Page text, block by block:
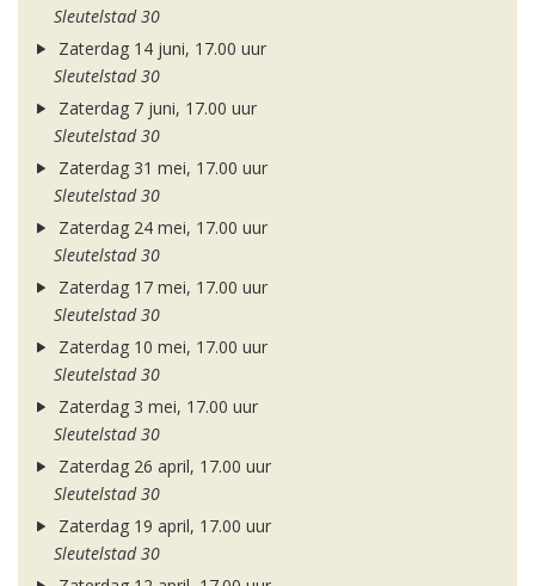
Sleutelstad 30
Zaterdag 14 juni, 17.00 uur
Sleutelstad 30
Zaterdag 7 juni, 17.00 uur
Sleutelstad 30
Zaterdag 31 mei, 17.00 uur
Sleutelstad 30
Zaterdag 24 mei, 17.00 uur
Sleutelstad 30
Zaterdag 17 mei, 17.00 uur
Sleutelstad 30
Zaterdag 10 mei, 17.00 uur
Sleutelstad 30
Zaterdag 3 mei, 17.00 uur
Sleutelstad 30
Zaterdag 26 april, 17.00 uur
Sleutelstad 30
Zaterdag 19 april, 17.00 uur
Sleutelstad 30